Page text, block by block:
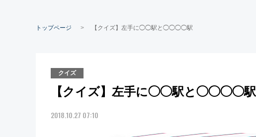
トップページ 【クイズ】左手に◯◯駅と◯◯◯◯駅
クイズ
【クイズ】左手に◯◯駅と◯◯◯◯駅
2018.10.27 07:10